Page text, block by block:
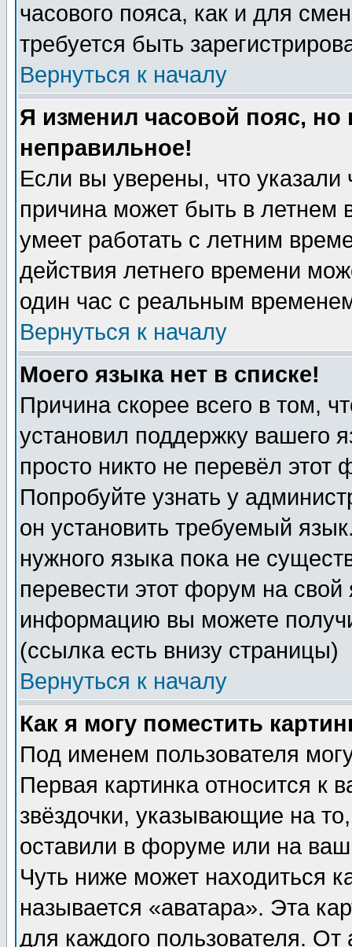
часового пояса, как и для
требуется быть
Вернуться к началу
Я изменил часовой пояс, но
неправильное!
Если вы уверены, что указали
причина может быть в
умеет работать с летним
действия летнего времени
один час с реальным
Вернуться к началу
Моего языка нет в списке!
Причина скорее всего в том,
установил поддержку вашего
просто никто не перевёл
Попробуйте узнать у
он установить требуемый
нужного языка пока не
перевести этот форум на
информацию вы можете
(ссылка есть внизу страницы)
Вернуться к началу
Как я могу поместить
Под именем пользователя
Первая картинка относится к
звёздочки, указывающие на
оставили в форуме или на
Чуть ниже может находиться
называется «аватара». Эта
для каждого пользователя. От